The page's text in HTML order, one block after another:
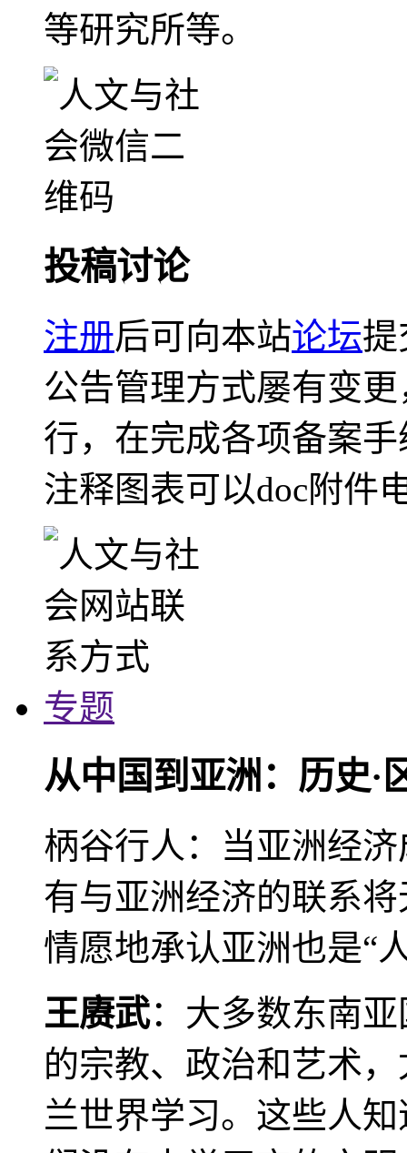
等研究所等。
投稿讨论
注册后可向本站论坛提
公告管理方式屡有变
行，在完成各项备案
注释图表可以doc附件
专题
从中国到亚洲：历史·
柄谷行人：当亚洲经
有与亚洲经济的联系
情愿地承认亚洲也是“
王赓武：大多数东南
的宗教、政治和艺术
兰世界学习。这些人